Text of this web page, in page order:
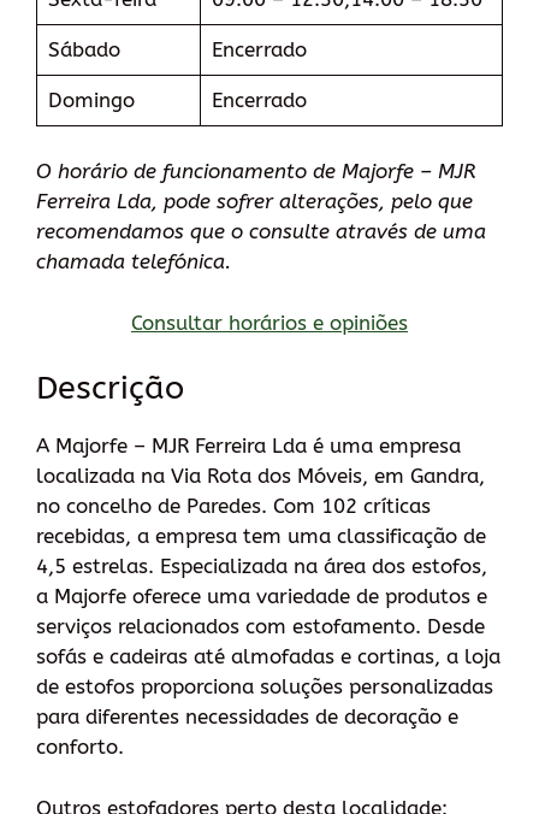
Sábado Encerrado
Domingo Encerrado
O horário de funcionamento de Majorfe – MJR
Ferreira Lda, pode sofrer alterações, pelo que
recomendamos que o consulte através de uma
chamada telefónica.
Consultar horários e opiniões
Descrição
A Majorfe – MJR Ferreira Lda é uma empresa
localizada na Via Rota dos Móveis, em Gandra,
no concelho de Paredes. Com 102 críticas
recebidas, a empresa tem uma classificação de
4,5 estrelas. Especializada na área dos estofos,
a Majorfe oferece uma variedade de produtos e
serviços relacionados com estofamento. Desde
sofás e cadeiras até almofadas e cortinas, a loja
de estofos proporciona soluções personalizadas
para diferentes necessidades de decoração e
conforto.
Outros estofadores perto desta localidade: